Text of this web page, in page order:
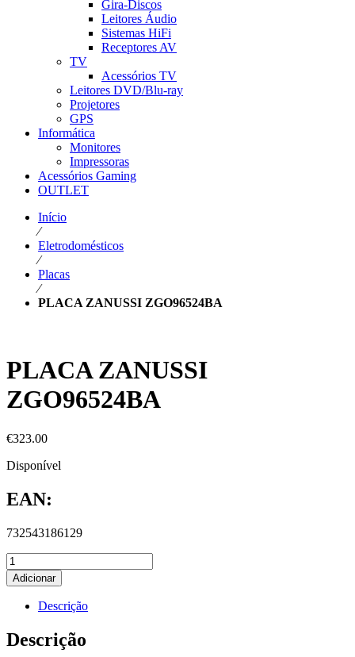
Gira-Discos
Leitores Áudio
Sistemas HiFi
Receptores AV
TV
Acessórios TV
Leitores DVD/Blu-ray
Projetores
GPS
Informática
Monitores
Impressoras
Acessórios Gaming
OUTLET
Início
⁄
Eletrodomésticos
⁄
Placas
⁄
PLACA ZANUSSI ZGO96524BA
PLACA ZANUSSI
ZGO96524BA
€323.00
Disponível
EAN:
732543186129
Adicionar
Descrição
Descrição